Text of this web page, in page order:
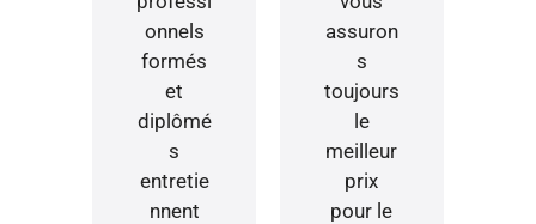
onnels
formés
et
diplômé
s
entretie
nnent
assuron
s
toujours
le
meilleur
prix
pour le